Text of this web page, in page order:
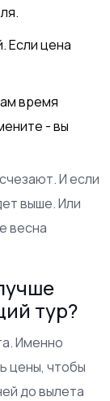
Если цена
время
- вы
И если
выше. Или
весна
тур?
Именно
цены, чтобы
до вылета